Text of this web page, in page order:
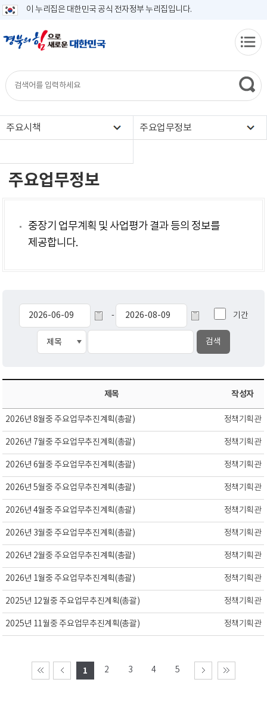
이 누리집은 대한민국 공식 전자정부 누리집입니다.
주요시책 주요업무정보
주요업무정보
중장기 업무계획 및 사업평가 결과 등의 정보를
제공합니다.
- 기간
제목 작성자
2026년 8월중 주요업무추진계획(총괄) 정책기획관
2026년 7월중 주요업무추진계획(총괄) 정책기획관
2026년 6월중 주요업무추진계획(총괄) 정책기획관
2026년 5월중 주요업무추진계획(총괄) 정책기획관
2026년 4월중 주요업무추진계획(총괄) 정책기획관
2026년 3월중 주요업무추진계획(총괄) 정책기획관
2026년 2월중 주요업무추진계획(총괄) 정책기획관
2026년 1월중 주요업무추진계획(총괄) 정책기획관
2025년 12월중 주요업무추진계획(총괄) 정책기획관
2025년 11월중 주요업무추진계획(총괄) 정책기획관
1 2 3 4 5